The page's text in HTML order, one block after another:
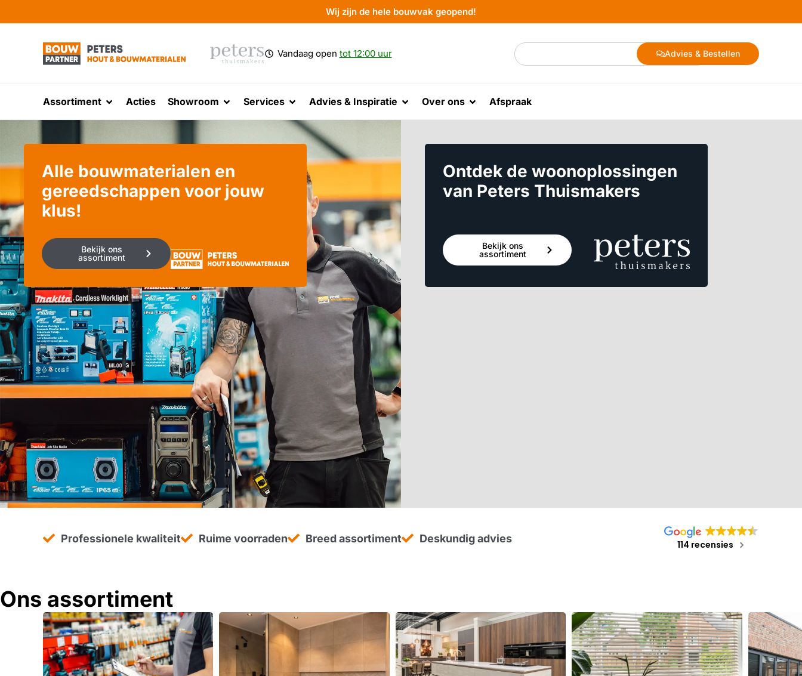
Wij zijn de hele bouwvak geopend!
Vandaag open tot 12:00 uur Advies & Bestellen
Assortiment Acties Showroom Services Advies & Inspiratie Over ons Afspraak
Alle bouwmaterialen en
gereedschappen voor jouw
klus!
Bekijk ons
assortiment
Ontdek de woonoplossingen
van Peters Thuismakers
Bekijk ons
assortiment
Professionele kwaliteit Ruime voorraden Breed assortiment Deskundig advies
114 recensies
Ons assortiment